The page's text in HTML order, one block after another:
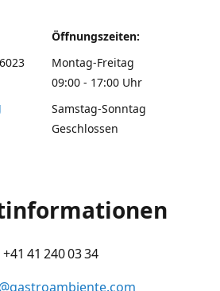
Öffnungszeiten:
Montag-Freitag
09:00 - 17:00 Uhr
Samstag-Sonntag
Geschlossen
+41 41 240 03 34